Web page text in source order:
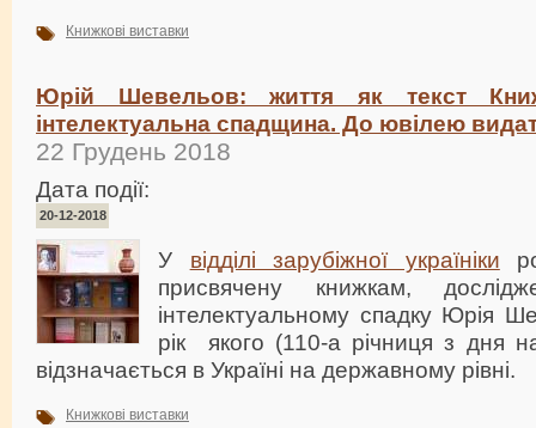
Книжкові виставки
Юрій Шевельов: життя як текст
інтелектуальна спадщина. До ювілею
22 Грудень 2018
Дата події:
20-12-2018
У відділі зарубіжної україніки
присвячену книжкам,
інтелектуальному спадку Юрія
рік якого (110-а річниця з дня
відзначається в Україні на державному рівні.
Книжкові виставки